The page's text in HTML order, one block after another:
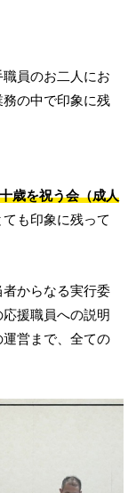
員のお二人にお
の中で印象に残
歳を祝う会（成人
ても印象に残って
からなる実行委
援職員への説明
営まで、全ての